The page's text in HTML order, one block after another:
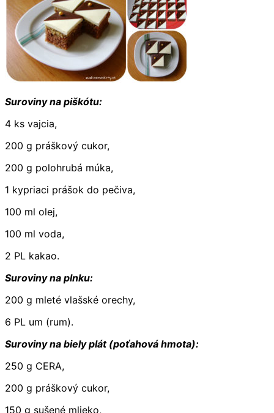
Suroviny na piškótu:
4 ks vajcia,
200 g práškový cukor,
200 g polohrubá múka,
1 kypriaci prášok do pečiva,
100 ml olej,
100 ml voda,
2 PL kakao.
Suroviny na plnku:
200 g mleté vlašské orechy,
6 PL um (rum).
Suroviny na biely plát (poťahová hmota):
250 g CERA,
200 g práškový cukor,
150 g sušené mlieko,